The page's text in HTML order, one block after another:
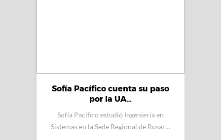
Sofía Pacífico cuenta su paso
por la UA…
Sofía Pacífico estudió Ingeniería en
Sistemas en la Sede Regional de Rosar…